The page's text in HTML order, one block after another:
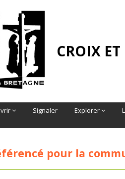
CROIX
Signaler Explorer
pour la